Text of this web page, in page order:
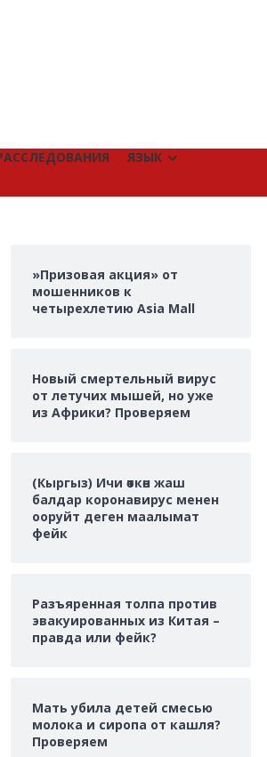
ЯЗЫК
»Призовая акция» от
мошенников к
четырехлетию Asia Mall
Новый смертельный вирус
от летучих мышей, но уже
из Африки? Проверяем
(Кыргыз) Ичи өткөн жаш
балдар коронавирус менен
ооруйт деген маалымат
фейк
Разъяренная толпа против
эвакуированных из Китая –
правда или фейк?
Мать убила детей смесью
молока и сиропа от кашля?
Проверяем